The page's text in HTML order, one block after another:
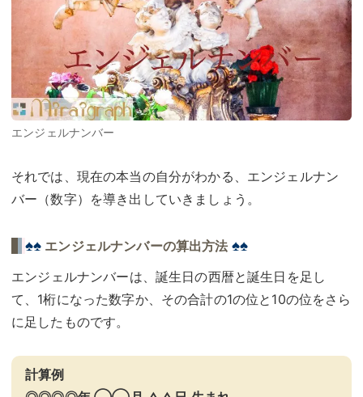
エンジェルナンバー
それでは、現在の本当の自分がわかる、エンジェルナン
バー（数字）を導き出していきましょう。
♠♠ エンジェルナンバーの算出方法 ♠♠
エンジェルナンバーは、誕生日の西暦と誕生日を足し
て、1桁になった数字か、その合計の1の位と10の位をさら
に足したものです。
計算例